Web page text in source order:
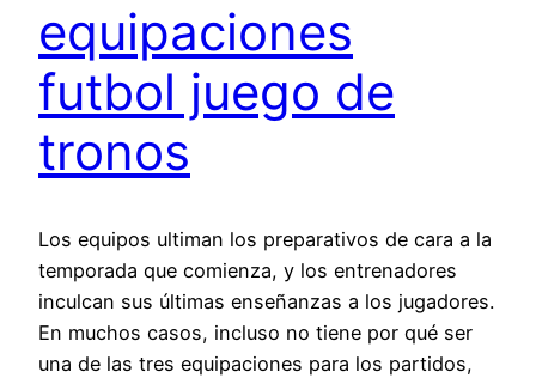
equipaciones
futbol juego de
tronos
Los equipos ultiman los preparativos de cara a la
temporada que comienza, y los entrenadores
inculcan sus últimas enseñanzas a los jugadores.
En muchos casos, incluso no tiene por qué ser
una de las tres equipaciones para los partidos,